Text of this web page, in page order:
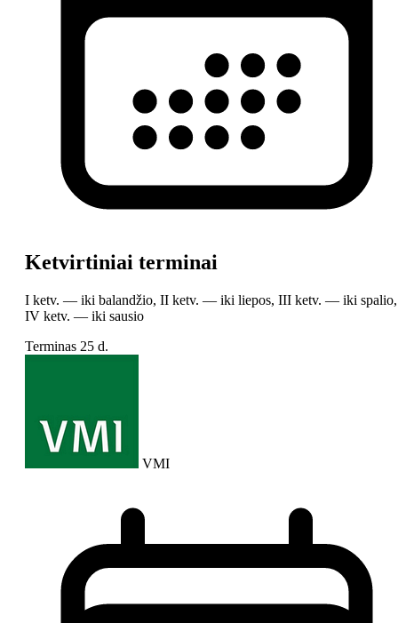
Ketvirtiniai terminai
I ketv. — iki balandžio, II ketv. — iki liepos, III ketv. — iki spalio,
IV ketv. — iki sausio
Terminas 25 d.
VMI